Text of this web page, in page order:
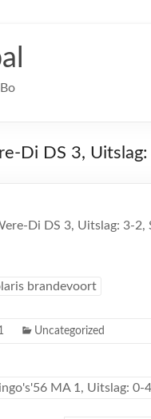
Di DS 3,
Di DS 3, Uitslag: 3-
brandevoort
Uncategorized
MA 1, Uitslag: 0-4